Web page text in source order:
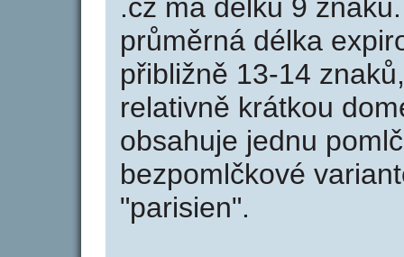
.cz má délku 9
průměrná délka
přibližně 13-14
relativně krátkou
obsahuje jednu
bezpomlčkové
"parisien".